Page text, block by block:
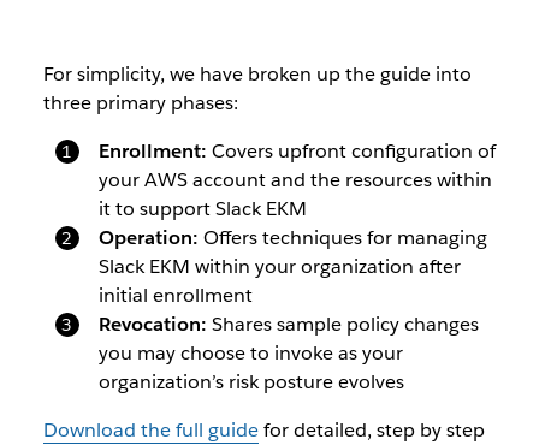
For simplicity, we have broken up the guide into
three primary phases:
Enrollment: Covers upfront configuration of
your AWS account and the resources within
it to support Slack EKM
Operation: Offers techniques for managing
Slack EKM within your organization after
initial enrollment
Revocation: Shares sample policy changes
you may choose to invoke as your
organization’s risk posture evolves
Download the full guidefor detailed, step by step